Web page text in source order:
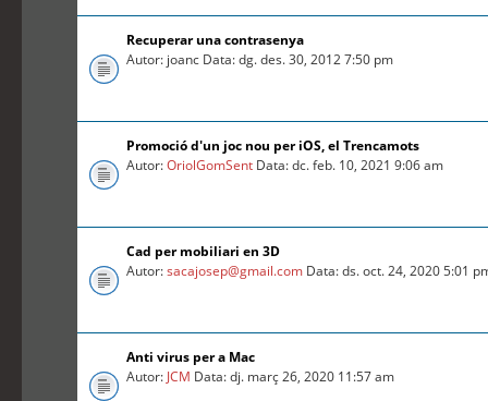
Recuperar una contrasenya
Autor: joanc Data: dg. des. 30, 2012 7:50 pm
Promoció d'un joc nou per iOS, el Trencamots
Autor:OriolGomSent Data: dc. feb. 10, 2021 9:06 am
Cad per mobiliari en 3D
Autor:sacajosep@gmail.com Data: ds. oct. 24, 2020 5:01
Anti virus per a Mac
Autor: JCM Data: dj. març 26, 2020 11:57 am